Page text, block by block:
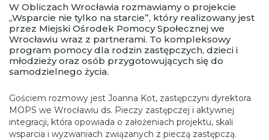
W Obliczach Wrocławia rozmawiamy o projekcie
„Wsparcie nie tylko na starcie”, który realizowany jest
przez Miejski Ośrodek Pomocy Społecznej we
Wrocławiu wraz z partnerami. To kompleksowy
program pomocy dla rodzin zastępczych, dzieci i
młodzieży oraz osób przygotowujących się do
samodzielnego życia.
Gościem rozmowy jest Joanna Kot, zastępczyni dyrektora
MOPS we Wrocławiu ds. Pieczy zastępczej i aktywnej
integracji, która opowiada o założeniach projektu, skali
wsparcia i wyzwaniach związanych z pieczą zastępczą.